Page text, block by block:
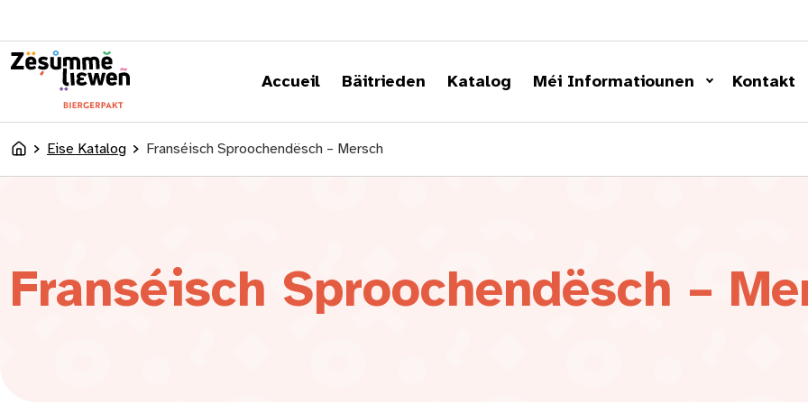
Accueil Bäitrieden Katalog Méi Informatiounen Kontakt
AccueilEise Katalog Franséisch Sproochendësch – Mersch
Franséisch Sproochendësch –